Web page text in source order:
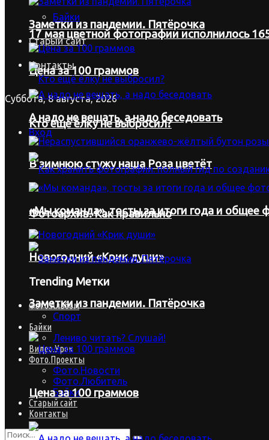
Байки
Старый сайт
Контакты
Суббота, 8 августа, 2026
Вход
Заметки из пандемии. Пятёрочка
Цена за 100 граммов
А надо не вещать, а надо беседовать
В зимнюю стужу наша Роза цветёт
«Мы команда», тосты за итоги года и общее
Новогодний «Крик души»
Trending Метки
Фото.Альбом
Спорт
Байки
Лениво читать? Слушай!
Видео.Урок
Фото.Проекты
Фото.Новости
Фото.Любитель
Байки
Старый сайт
Контакты
17 мая цветной фотографии исполнилось
Кто ещё ёлку не выбросил?
Фотоархив. Как правильно
Заметки из пандемии. Пятёрочка
Цена за 100 граммов